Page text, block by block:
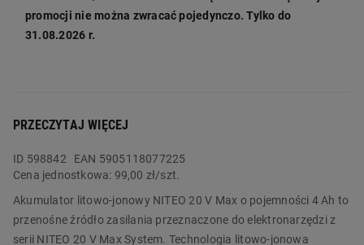
promocji nie można zwracać pojedynczo. Tylko do
31.08.2026 r.
PRZECZYTAJ WIĘCEJ
ID 598842
EAN 5905118077225
Cena jednostkowa: 99,00 zł/szt.
Akumulator litowo-jonowy NITEO 20 V Max o pojemności 4 Ah to
przenośne źródło zasilania przeznaczone do elektronarzędzi z
serii NITEO 20 V Max System. Technologia litowo-jonowa